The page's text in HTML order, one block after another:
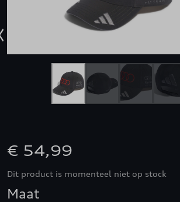
€ 54,99
Dit product is momenteel niet op stock
Maat